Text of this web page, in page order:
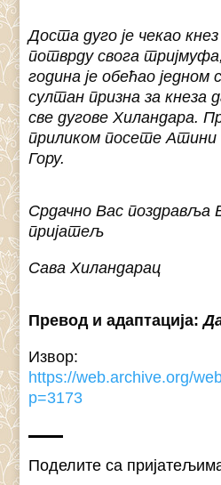
Доста дуго је чекао
потврду свога
година је обећао једном
султан призна за кнеза
све дугове Хиландара.
приликом посете
Гору.
Срдачно Вас поздравља
пријатељ
Сава Хиландарац
Превод и адаптација:
Извор:
https://web.archive.org/
p=3173
Поделите са